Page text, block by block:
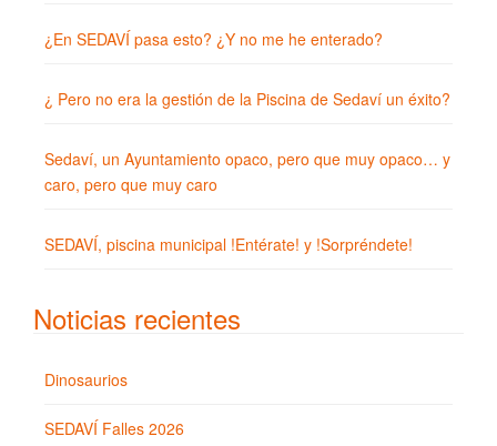
¿En SEDAVÍ pasa esto? ¿Y no me he enterado?
¿ Pero no era la gestión de la Piscina de Sedaví un éxito?
Sedaví, un Ayuntamiento opaco, pero que muy opaco… y
caro, pero que muy caro
SEDAVÍ, piscina municipal !Entérate! y !Sorpréndete!
Noticias recientes
Dinosaurios
SEDAVÍ Falles 2026